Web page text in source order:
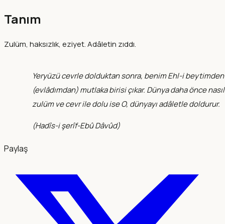
Tanım
Zulüm, haksızlık, eziyet. Adâletin zıddı.
Yeryüzü cevrle dolduktan sonra, benim Ehl-i beytimden
(evlâdımdan) mutlaka birisi çıkar. Dünya daha önce nasıl
zulüm ve cevr ile dolu ise O, dünyayı adâletle doldurur.
(Hadîs-i şerîf-Ebû Dâvûd)
Paylaş